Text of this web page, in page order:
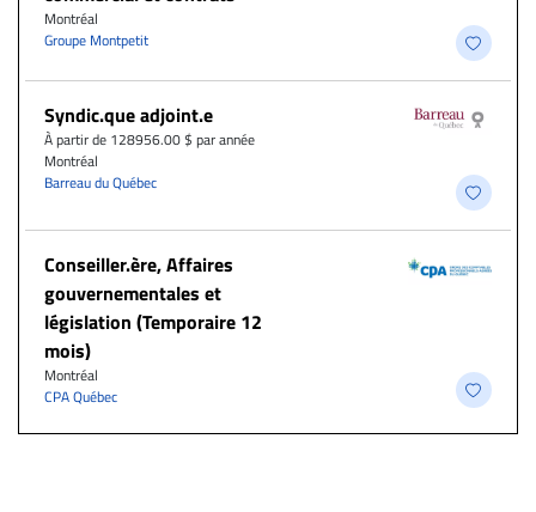
Montréal
Groupe Montpetit
Syndic.que adjoint.e
À partir de 128956.00 $ par année
Montréal
Barreau du Québec
Conseiller.ère, Affaires
gouvernementales et
législation (Temporaire 12
mois)
Montréal
CPA Québec